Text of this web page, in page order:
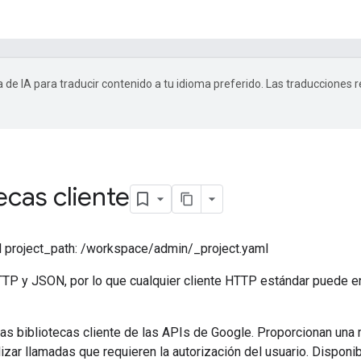
de IA para traducir contenido a tu idioma preferido. Las traducciones
cliente
/workspace/admin/_project.yaml
y JSON, por lo que cualquier cliente HTTP estándar puede
bibliotecas cliente de las APIs de Google. Proporcionan una
llamadas que requieren la autorización del usuario.